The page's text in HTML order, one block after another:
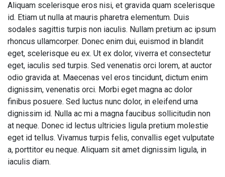
Aliquam scelerisque eros nisi, et gravida quam scelerisque
id. Etiam ut nulla at mauris pharetra elementum. Duis
sodales sagittis turpis non iaculis. Nullam pretium ac ipsum
rhoncus ullamcorper. Donec enim dui, euismod in blandit
eget, scelerisque eu ex. Ut ex dolor, viverra et consectetur
eget, iaculis sed turpis. Sed venenatis orci lorem, at auctor
odio gravida at. Maecenas vel eros tincidunt, dictum enim
dignissim, venenatis orci. Morbi eget magna ac dolor
finibus posuere. Sed luctus nunc dolor, in eleifend urna
dignissim id. Nulla ac mi a magna faucibus sollicitudin non
at neque. Donec id lectus ultricies ligula pretium molestie
eget id tellus. Vivamus turpis felis, convallis eget vulputate
a, porttitor eu neque. Aliquam sit amet dignissim ligula, in
iaculis diam.